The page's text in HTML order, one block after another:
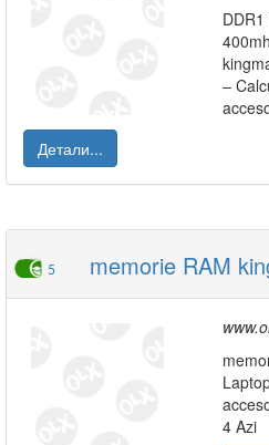
–
Детали...
5 memorie RAM
4 Azi